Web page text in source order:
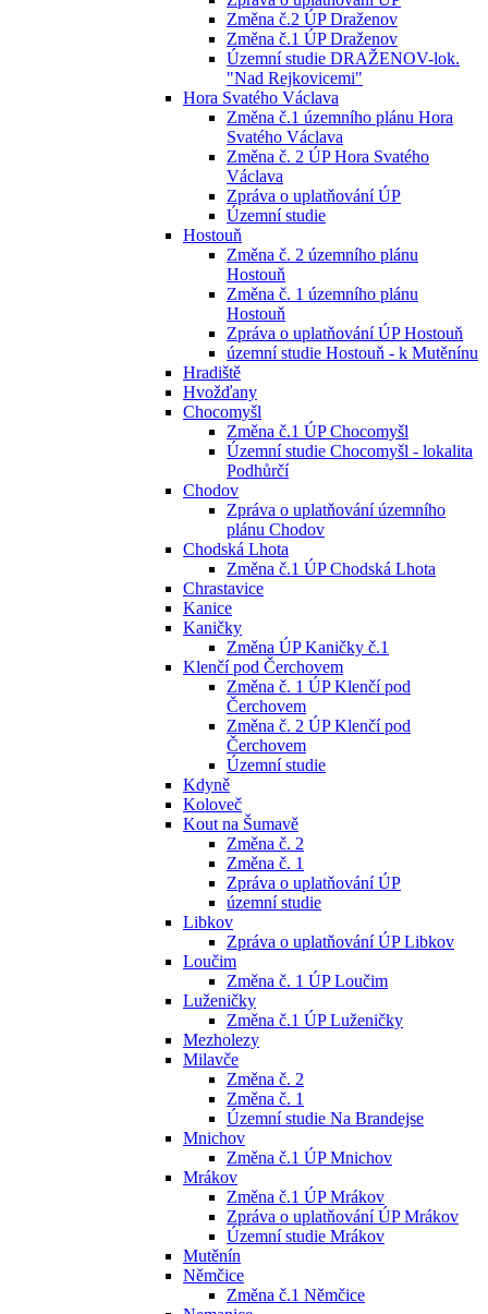
Změna č.2 ÚP Draženov
Změna č.1 ÚP Draženov
Územní studie DRAŽENOV-lok.
"Nad Rejkovicemi"
Hora Svatého Václava
Změna č.1 územního plánu Hora
Svatého Václava
Změna č. 2 ÚP Hora Svatého
Václava
Zpráva o uplatňování ÚP
Územní studie
Hostouň
Změna č. 2 územního plánu
Hostouň
Změna č. 1 územního plánu
Hostouň
Zpráva o uplatňování ÚP Hostouň
územní studie Hostouň - k Mutěnínu
Hradiště
Hvožďany
Chocomyšl
Změna č.1 ÚP Chocomyšl
Územní studie Chocomyšl - lokalita
Podhůrčí
Chodov
Zpráva o uplatňování územního
plánu Chodov
Chodská Lhota
Změna č.1 ÚP Chodská Lhota
Chrastavice
Kanice
Kaničky
Změna ÚP Kaničky č.1
Klenčí pod Čerchovem
Změna č. 1 ÚP Klenčí pod
Čerchovem
Změna č. 2 ÚP Klenčí pod
Čerchovem
Územní studie
Kdyně
Koloveč
Kout na Šumavě
Změna č. 2
Změna č. 1
Zpráva o uplatňování ÚP
územní studie
Libkov
Zpráva o uplatňování ÚP Libkov
Loučim
Změna č. 1 ÚP Loučim
Luženičky
Změna č.1 ÚP Luženičky
Mezholezy
Milavče
Změna č. 2
Změna č. 1
Územní studie Na Brandejse
Mnichov
Změna č.1 ÚP Mnichov
Mrákov
Změna č.1 ÚP Mrákov
Zpráva o uplatňování ÚP Mrákov
Územní studie Mrákov
Mutěnín
Němčice
Změna č.1 Němčice